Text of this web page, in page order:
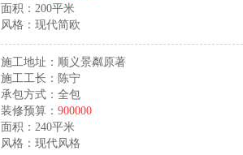
面积：200平米
风格：现代简欧
施工地址：顺义景粼原著
施工工长：陈宁
承包方式：全包
装修预算：900000
面积：240平米
风格：现代风格